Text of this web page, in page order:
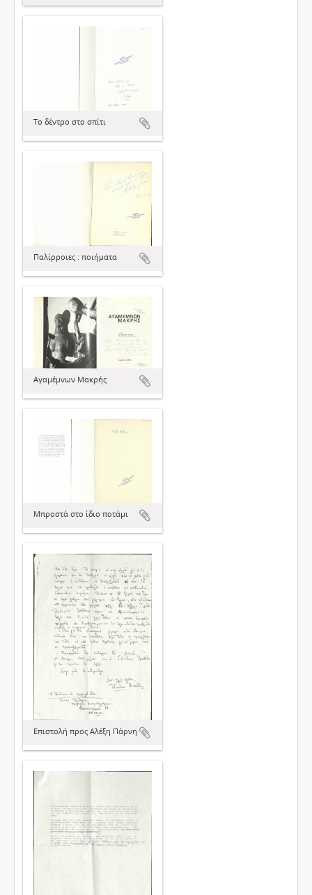
Το δέντρο στο σπίτι
Παλίρροιες : ποιήματα
Αγαμέμνων Μακρής
Μπροστά στο ίδιο ποτάμι
Επιστολή προς Αλέξη Πάρνη